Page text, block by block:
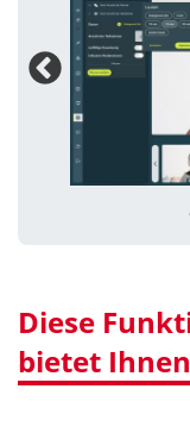
Diese
bietet